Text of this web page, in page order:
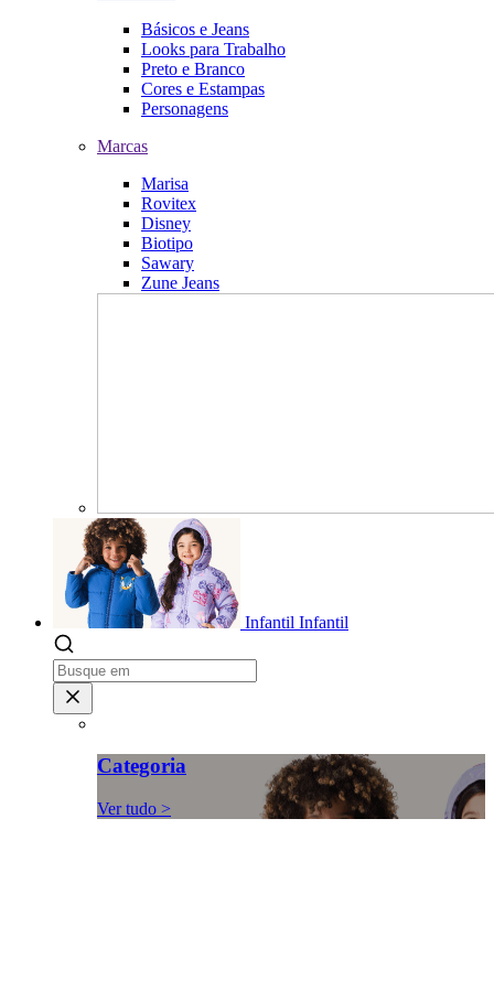
Básicos e Jeans
Looks para Trabalho
Preto e Branco
Cores e Estampas
Personagens
Marcas
Marisa
Rovitex
Disney
Biotipo
Sawary
Zune Jeans
Infantil Infantil
Categoria
Ver tudo >